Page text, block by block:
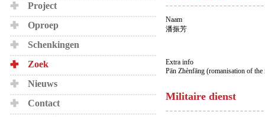
Project
Oproep
Schenkingen
Zoek
Nieuws
Contact
Naam
潘振芳
Extra info
Pān Zhènfāng (romanisation of the
Militaire dienst